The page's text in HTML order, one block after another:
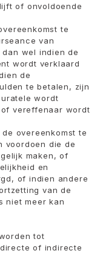
of onvoldoende
te
van
wel indien de
wordt verklaard
de
te betalen, zijn
wordt
vereffenaar wordt
overeenkomst te
voordoen die de
maken, of
en
of indien andere
van de
niet meer kan
tot
of indirecte